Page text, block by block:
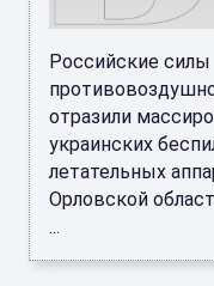
Российские силы
отразили
украинских
летательных
Орловской
...